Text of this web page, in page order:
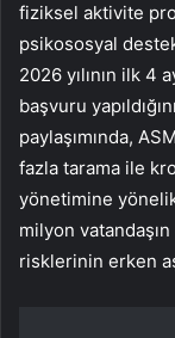
fiziksel aktivite
psikososyal
2026 yılının ilk 4
başvuru
paylaşımında,
fazla tarama ile
yönetimine
milyon
risklerinin erken